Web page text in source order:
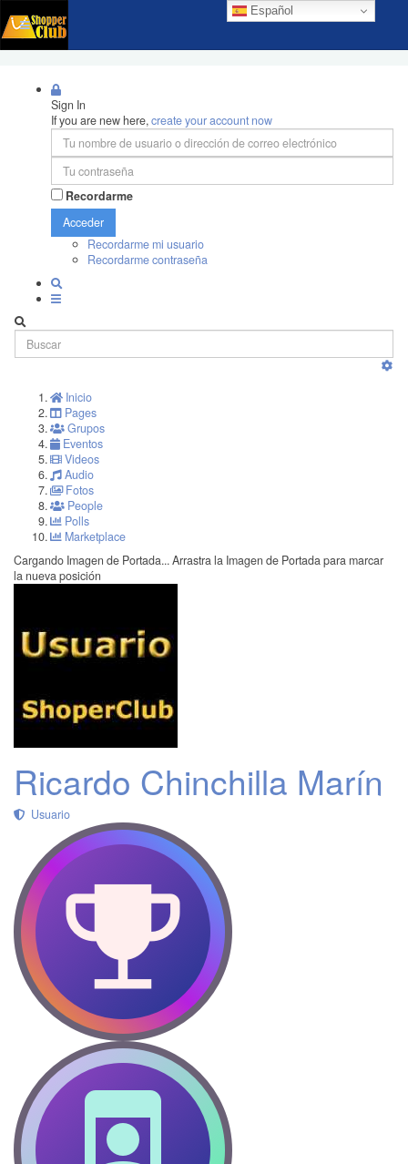
Español
Sign In
If you are new here,create your account now
Recordarme
Acceder
Recordarme mi usuario
Recordarme contraseña
Inicio
Pages
Grupos
Eventos
Videos
Audio
Fotos
People
Polls
Marketplace
Cargando Imagen de Portada... Arrastra la Imagen de Portada para marcar
la nueva posición
Ricardo Chinchilla Marín
Usuario